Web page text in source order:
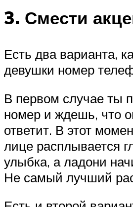
3. Смести
Есть два варианта,
девушки номер
В первом случае ты
номер и ждешь, что
ответит. В этот
лице расплывается
улыбка, а ладони
Не самый лучший